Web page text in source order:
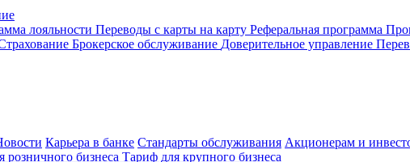
лояльности Переводы с карты на карту Реферальная программа
Брокерское обслуживание Доверительное управление
Карьера в банке Стандарты обслуживания Акционерам и
розничного бизнеса Тариф для крупного бизнеса